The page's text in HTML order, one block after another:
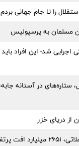
را تا جام جهانی بردم
به پرسپولیس
ستاره‌های در آستانه
از دریای خزر
۳۷ میلیارد سود معاملاتی، ۲۶۵۱